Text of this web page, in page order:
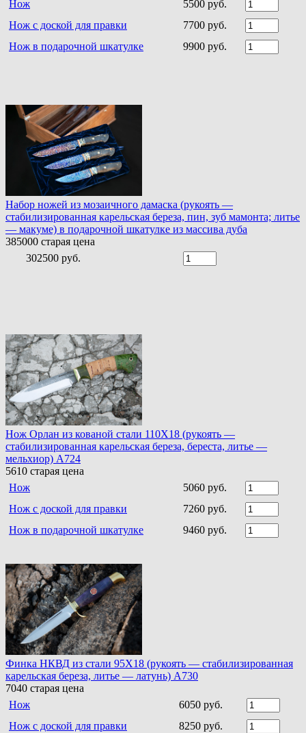
Нож
5500 руб.
Нож с доской для правки
7700 руб.
Нож в подарочной шкатулке
9900 руб.
Набор ножей из мозаичного дамаска (рукоять —
стабилизированная карельская береза, пин, зуб мамонта; литье
— макуме) в подарочной шкатулке из массива дуба
385000 старая цена
302500 руб.
Нож Орлан из кованой стали 110Х18 (рукоять —
стабилизированная карельская береза, береста, литье —
мельхиор) A724
5610 старая цена
Нож
5060 руб.
Нож с доской для правки
7260 руб.
Нож в подарочной шкатулке
9460 руб.
Финка НКВД из стали 95Х18 (рукоять — стабилизированная
карельская береза, литье — латунь) A730
7040 старая цена
Нож
6050 руб.
Нож с доской для правки
8250 руб.